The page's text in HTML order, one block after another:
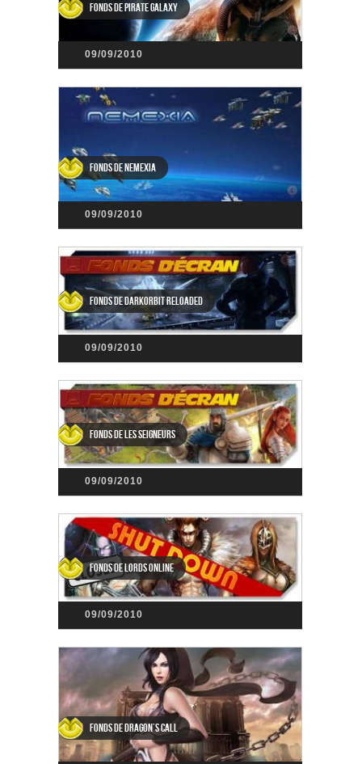
Fonds de Pirate Galaxy
09/09/2010
Fonds de Nemexia
09/09/2010
Fonds de DarkOrbit Reloaded
09/09/2010
Fonds de Les Seigneurs
09/09/2010
Fonds de Lords Online
09/09/2010
Fonds de Dragon’s Call